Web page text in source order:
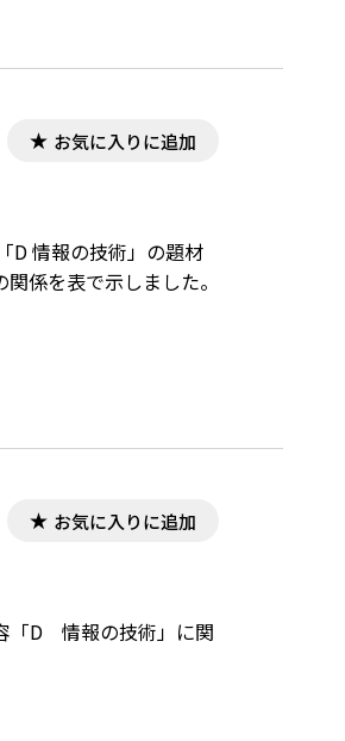
お気に入りに追加
D 情報の技術」の題材
係を表で示しました。
お気に入りに追加
「D 情報の技術」に関